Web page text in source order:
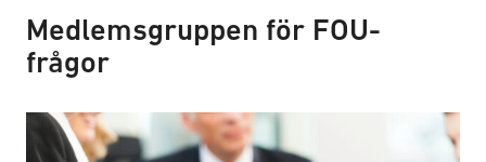
Medlemsgruppen för FOU-
frågor
Business meeting with work on contract